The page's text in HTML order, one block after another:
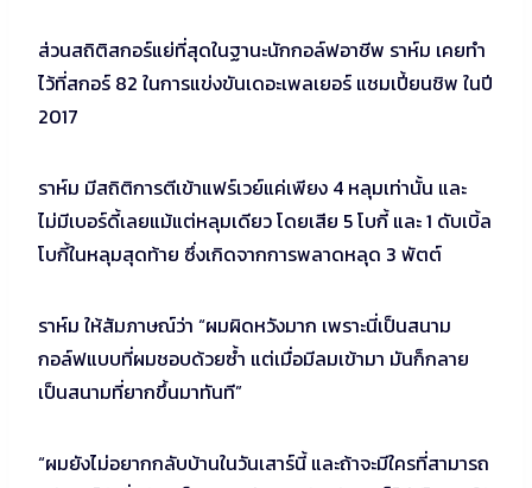
ส่วนสถิติสกอร์แย่ที่สุดในฐานะนักกอล์ฟอาชีพ ราห์ม เคยทำ
ไว้ที่สกอร์ 82 ในการแข่งขันเดอะเพลเยอร์ แชมเปี้ยนชิพ ในปี
2017
ราห์ม มีสถิติการตีเข้าแฟร์เวย์แค่เพียง 4 หลุมเท่านั้น และ
ไม่มีเบอร์ดี้เลยแม้แต่หลุมเดียว โดยเสีย 5 โบกี้ และ 1 ดับเบิ้ล
โบกี้ในหลุมสุดท้าย ซึ่งเกิดจากการพลาดหลุด 3 พัตต์
ราห์ม ให้สัมภาษณ์ว่า “ผมผิดหวังมาก เพราะนี่เป็นสนาม
กอล์ฟแบบที่ผมชอบด้วยซ้ำ แต่เมื่อมีลมเข้ามา มันก็กลาย
เป็นสนามที่ยากขึ้นมาทันที”
“ผมยังไม่อยากกลับบ้านในวันเสาร์นี้ และถ้าจะมีใครที่สามารถ